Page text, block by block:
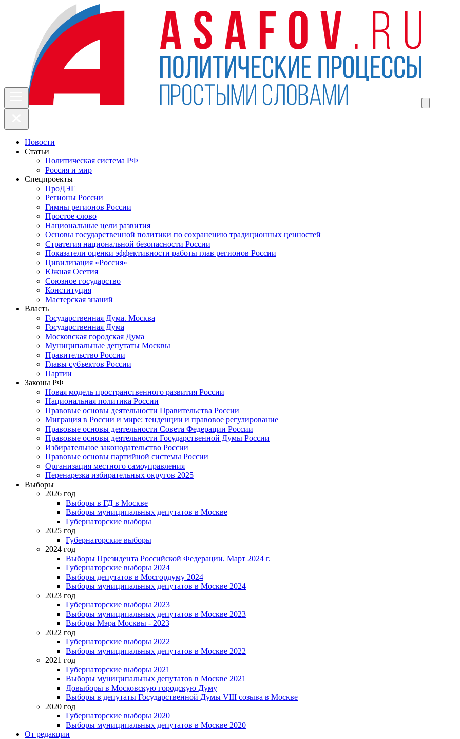
Новости
Статьи
Политическая система РФ
Россия и мир
Спецпроекты
ПроДЭГ
Регионы России
Гимны регионов России
Простое слово
Национальные цели развития
Основы государственной политики по сохранению традиционных ценностей
Стратегия национальной безопасности России
Показатели оценки эффективности работы глав регионов России
Цивилизация «Россия»
Южная Осетия
Союзное государство
Конституция
Мастерская знаний
Власть
Государственная Дума. Москва
Государственная Дума
Московская городская Дума
Муниципальные депутаты Москвы
Правительство России
Главы субъектов России
Партии
Законы РФ
Новая модель пространственного развития России
Национальная политика России
Правовые основы деятельности Правительства России
Миграция в России и мире: тенденции и правовое регулирование
Правовые основы деятельности Совета Федерации России
Правовые основы деятельности Государственной Думы России
Избирательное законодательство России
Правовые основы партийной системы России
Организация местного самоуправления
Перенарезка избирательных округов 2025
Выборы
2026 год
Выборы в ГД в Москве
Выборы муниципальных депутатов в Москве
Губернаторские выборы
2025 год
Губернаторские выборы
2024 год
Выборы Президента Российской Федерации. Март 2024 г.
Губернаторские выборы 2024
Выборы депутатов в Мосгордуму 2024
Выборы муниципальных депутатов в Москве 2024
2023 год
Губернаторские выборы 2023
Выборы муниципальных депутатов в Москве 2023
Выборы Мэра Москвы - 2023
2022 год
Губернаторские выборы 2022
Выборы муниципальных депутатов в Москве 2022
2021 год
Губернаторские выборы 2021
Выборы муниципальных депутатов в Москве 2021
Довыборы в Московскую городскую Думу
Выборы в депутаты Государственной Думы VIII созыва в Москве
2020 год
Губернаторские выборы 2020
Выборы муниципальных депутатов в Москве 2020
От редакции